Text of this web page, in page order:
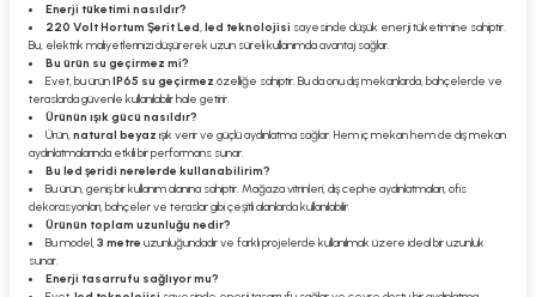
Enerji tüketimi nasıldır?
220 Volt Hortum Şerit Led,led teknolojisi sayesinde düşük enerji tüketimine sahiptir.
Bu, elektrik maliyetlerinizi düşürerek uzun süreli kullanımda avantaj sağlar.
Bu ürün su geçirmez mi?
Evet, bu ürünIP65 su geçirmez özelliğe sahiptir. Bu da onu dış mekanlarda, bahçelerde ve
teraslarda güvenle kullanılabilir hale getirir.
Ürünün ışık gücü nasıldır?
Ürün,natural beyaz ışık verir ve güçlü aydınlatma sağlar. Hem iç mekan hem de dış mekan
aydınlatmalarında etkili bir performans sunar.
Bu led şeridi nerelerde kullanabilirim?
Bu ürün, geniş bir kullanım alanına sahiptir. Mağaza vitrinleri, dış cephe aydınlatmaları, ofis
dekorasyonları, bahçeler ve teraslar gibi çeşitli alanlarda kullanılabilir.
Ürünün toplam uzunluğu nedir?
Bu model,3 metre uzunluğundadır ve farklı projelerde kullanılmak üzere ideal bir uzunluk
sunar.
Enerji tasarrufu sağlıyor mu?